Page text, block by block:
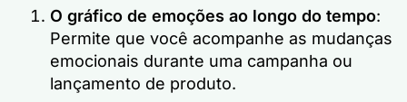
O gráfico de emoções ao longo do tempo:
Permite que você acompanhe as mudanças
emocionais durante uma campanha ou
lançamento de produto.